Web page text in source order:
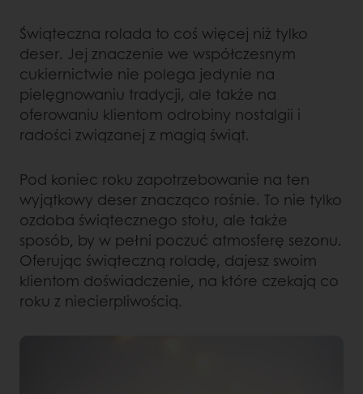
Świąteczna rolada to coś więcej niż tylko
deser. Jej znaczenie we współczesnym
cukiernictwie nie polega jedynie na
pielęgnowaniu tradycji, ale także na
oferowaniu klientom odrobiny nostalgii i
radości związanej z magią świąt.
Pod koniec roku zapotrzebowanie na ten
wyjątkowy deser znacząco rośnie. To nie tylko
ozdoba świątecznego stołu, ale także
sposób, by w pełni poczuć atmosferę sezonu.
Oferując świąteczną roladę, dajesz swoim
klientom doświadczenie, na które czekają co
roku z niecierpliwością.